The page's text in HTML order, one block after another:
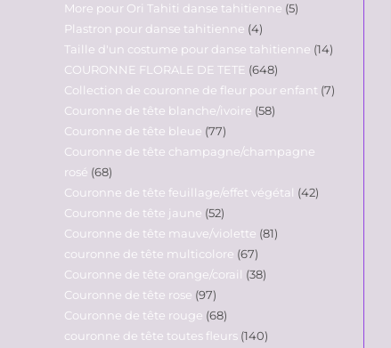
More pour Ori Tahiti danse tahitienne 5
Plastron pour danse tahitienne 4
Taille d'un costume pour danse tahitienne 14
COURONNE FLORALE DE TETE 648
Collection de couronne de fleur pour enfant 7
Couronne de tête blanche/ivoire 58
Couronne de tête bleue 77
Couronne de tête champagne/champagne
rosé 68
Couronne de tête feuillage/effet végétal 42
Couronne de tête jaune 52
Couronne de tête mauve/violette 81
couronne de tête multicolore 67
Couronne de tête orange/corail 38
Couronne de tête rose 97
Couronne de tête rouge 68
couronne de tête toutes fleurs 140